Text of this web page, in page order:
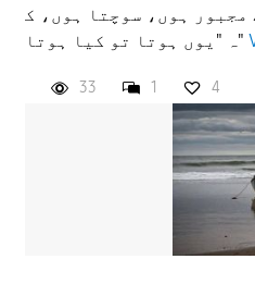
مجبور ہوں، سوچتا ہوں، ک
ہ "یوں ہوتا تو کیا ہوتا"
33 1 4